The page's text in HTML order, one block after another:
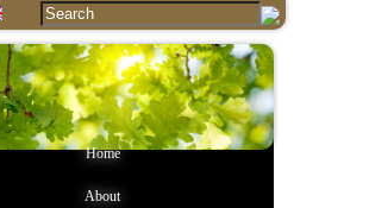
Home
About